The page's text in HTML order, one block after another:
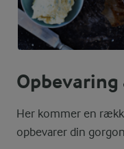
Her kommer en
opbevarer din